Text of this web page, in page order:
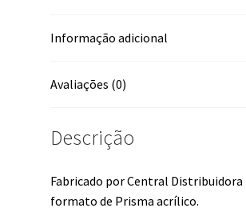
Informação adicional
Avaliações (0)
Descrição
Fabricado por Central Distribuidora
formato de Prisma acrílico.